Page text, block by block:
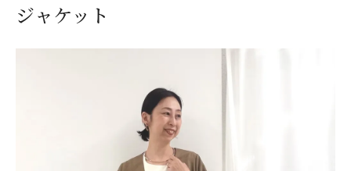
ジャケット